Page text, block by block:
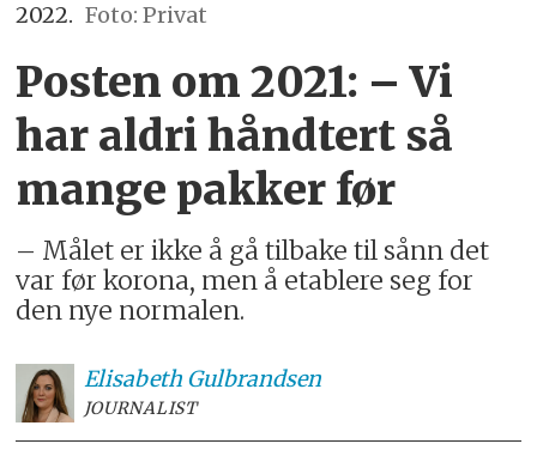
2022. Foto: Privat
Posten om 2021: – Vi
har aldri håndtert så
mange pakker før
– Målet er ikke å gå tilbake til sånn det
var før korona, men å etablere seg for
den nye normalen.
Elisabeth Gulbrandsen
JOURNALIST